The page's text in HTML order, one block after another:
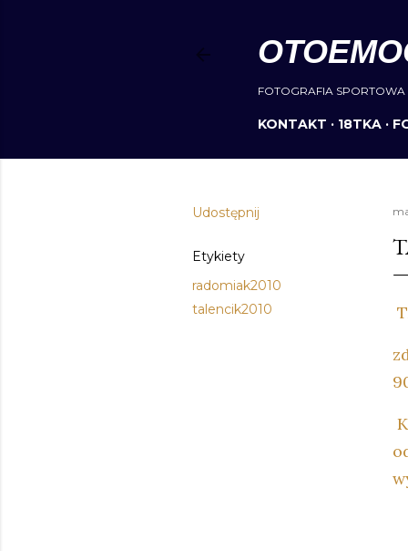
FOTOGRAFIA
KONTAKT 18TKA
Udostępnij
Etykiety
radomiak2010
talencik2010